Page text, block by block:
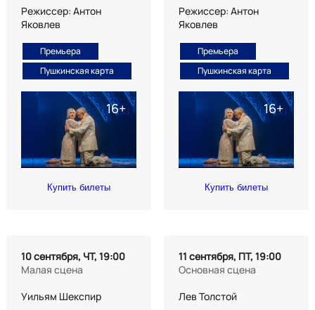
Режиссер: Антон
Яковлев
Премьера
Пушкинская карта
Купить билеты
Режиссер: Антон
Яковлев
Премьера
Пушкинская карта
Купить билеты
10 сентября, ЧТ, 19:00
Малая сцена
Уильям Шекспир
11 сентября, ПТ, 19:00
Основная сцена
Лев Толстой